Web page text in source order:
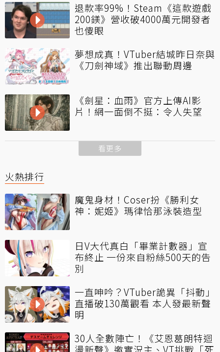
退款率99%！Steam《這款遊戲
200鎂》營收破4000萬元開發者
也傻眼
夢想成真！VTuber結城昨日奈與
《刀劍神域》推出聯動周邊
《劍星：血雨》官方上傳AI影
片！網一面倒不挺：令人失望
看更多
火熱排行
魔鬼身材！Coser扮《勝利女
神：妮姬》瑪律恰那泳裝造型
日V大代真白「畢業計數器」宣
布終止 一份來自粉絲500天的告
別
一直呻吟？VTuber詭異「抖動」
直播破130萬觀看 本人發最新聲
明
30人全數陣亡！《艾恩葛朗特迴
盪新聲》邀實況主、VT挑戰「死